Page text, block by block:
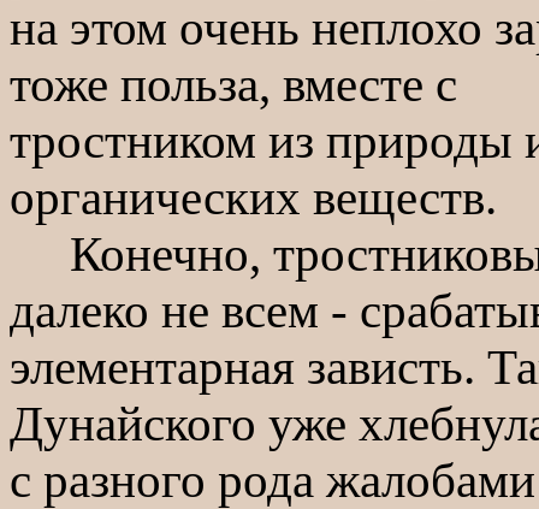
на этом очень неплохо
тоже польза, вместе с
тростником из природы
органических веществ.
Конечно,
далеко не всем -
элементарная зависть.
Дунайского уже
с разного рода